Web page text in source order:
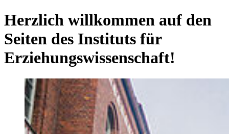
Herzlich willkommen auf den
Seiten des Instituts für
Erziehungswissenschaft!